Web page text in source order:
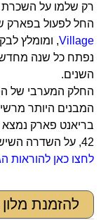
רק שלמו על השכרת
החל לפעול בפארק
Village, ומומלץ
נפתח כל שנה
השנים.
החלק המערבי של
המבנים היותר
42, על השדרה השישית.
לחצו כאן להוראות
להזמנת